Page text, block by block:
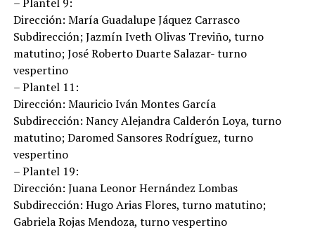
Dirección: María Guadalupe Jáquez Carrasco
Subdirección; Jazmín Iveth Olivas Treviño, turno
matutino; José Roberto Duarte Salazar- turno
vespertino
– Plantel 11:
Dirección: Mauricio Iván Montes García
Subdirección: Nancy Alejandra Calderón Loya, turno
matutino; Daromed Sansores Rodríguez, turno
vespertino
– Plantel 19:
Dirección: Juana Leonor Hernández Lombas
Subdirección: Hugo Arias Flores, turno matutino;
Gabriela Rojas Mendoza, turno vespertino